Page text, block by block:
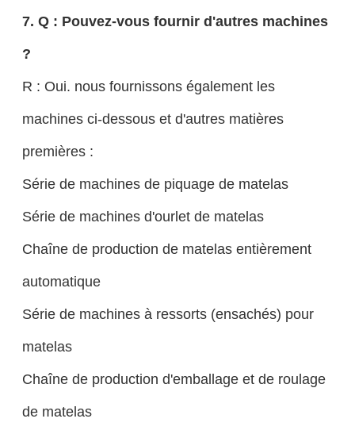
7. Q : Pouvez-vous fournir d'autres machines
?
R : Oui. nous fournissons également les
machines ci-dessous et d'autres matières
premières :
Série de machines de piquage de matelas
Série de machines d'ourlet de matelas
Chaîne de production de matelas entièrement
automatique
Série de machines à ressorts (ensachés) pour
matelas
Chaîne de production d'emballage et de roulage
de matelas